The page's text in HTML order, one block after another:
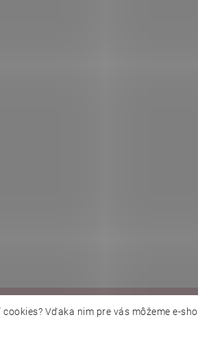
| Online kosmetické kurzy | MikroArt | Ella
Vďaka nim pre vás môžeme e-